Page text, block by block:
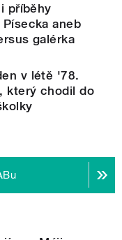
příběhy
aneb
galérka
v létě '78.
který chodil do